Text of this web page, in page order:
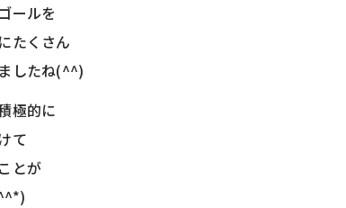
ールを
たくさん
したね(^^)
極的に
て
とが